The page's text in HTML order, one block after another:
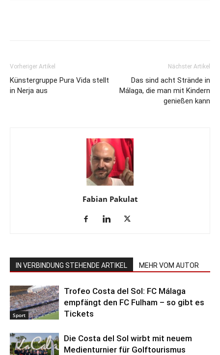
Vorheriger Artikel
Künstergruppe Pura Vida stellt
in Nerja aus
Nächster Artikel
Das sind acht Strände in
Málaga, die man mit Kindern
genießen kann
Fabian Pakulat
IN VERBINDUNG STEHENDE ARTIKEL MEHR VOM AUTOR
Sport
Trofeo Costa del Sol: FC Málaga
empfängt den FC Fulham – so gibt es
Tickets
Die Costa del Sol wirbt mit neuem
Medienturnier für Golftourismus